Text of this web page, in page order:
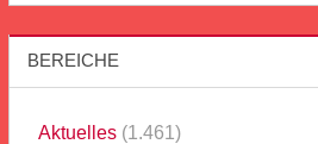
BEREICHE
Aktuelles(1.461)